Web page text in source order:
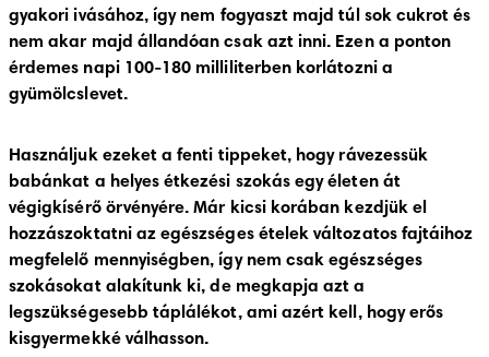
gyakori ivásához, így nem fogyaszt majd túl sok cukrot és
nem akar majd állandóan csak azt inni. Ezen a ponton
érdemes napi 100-180 milliliterben korlátozni a
gyümölcslevet.
Használjuk ezeket a fenti tippeket, hogy rávezessük
babánkat a helyes étkezési szokás egy életen át
végigkísérő örvényére. Már kicsi korában kezdjük el
hozzászoktatni az egészséges ételek változatos fajtáihoz
megfelelő mennyiségben, így nem csak egészséges
szokásokat alakítunk ki, de megkapja azt a
legszükségesebb táplálékot, ami azért kell, hogy erős
kisgyermekké válhasson.